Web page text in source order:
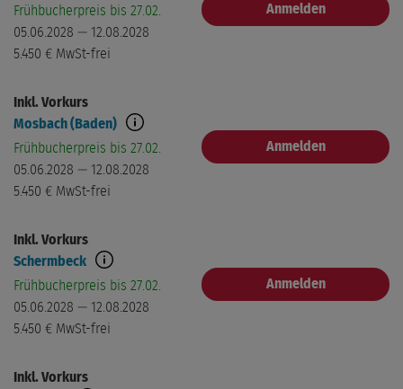
Frühbucherpreis bis 27.02.
05.06.2028 — 12.08.2028
5.450 € MwSt-frei
Anmelden
Inkl. Vorkurs
Mosbach (Baden)
Frühbucherpreis bis 27.02.
05.06.2028 — 12.08.2028
5.450 € MwSt-frei
Anmelden
Inkl. Vorkurs
Schermbeck
Frühbucherpreis bis 27.02.
05.06.2028 — 12.08.2028
5.450 € MwSt-frei
Anmelden
Inkl. Vorkurs